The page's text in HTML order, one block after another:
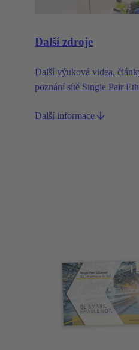
Další zdroje
Další výuková videa,
poznání sítě Single Pair
Další informace